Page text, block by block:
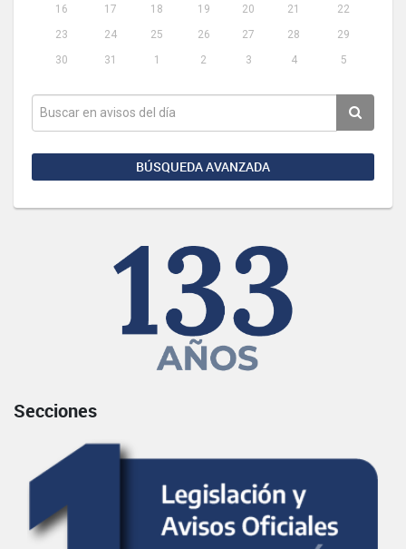
16
17 18 19 20 21
22
23
24 25 26 27 28
29
30
31 1 2 3 4 5
BÚSQUEDA AVANZADA
Secciones